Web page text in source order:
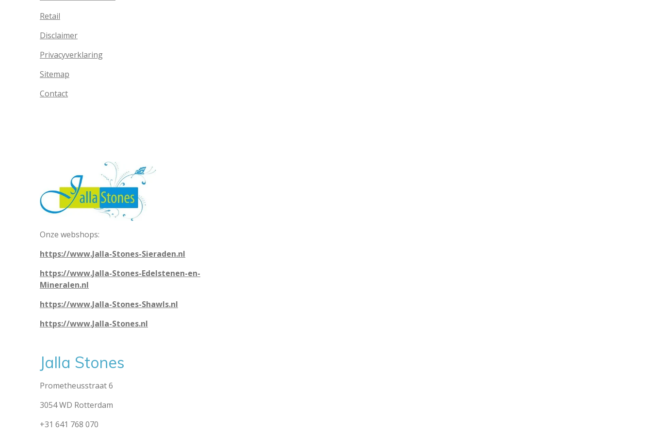
Retail
Disclaimer
Privacyverklaring
Sitemap
Contact
Onze webshops:
https://www.Jalla-Stones-Sieraden.nl
https://www.Jalla-Stones-Edelstenen-en-
Mineralen.nl
https://www.Jalla-Stones-Shawls.nl
https://www.Jalla-Stones.nl
Jalla Stones
Prometheusstraat 6
3054 WD Rotterdam
+31 641 768 070